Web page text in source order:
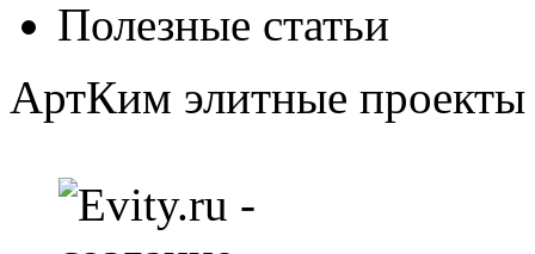
Полезные статьи
АртКим элитные